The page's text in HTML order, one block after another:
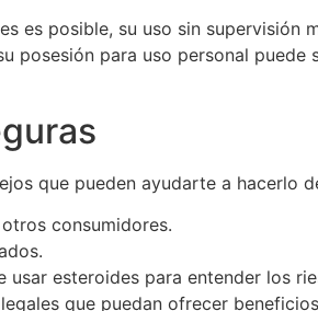
es posible, su uso sin supervisión
posesión para uso personal
que pueden ayudarte a hacerlo
consumidores.
esteroides para entender los
que puedan ofrecer